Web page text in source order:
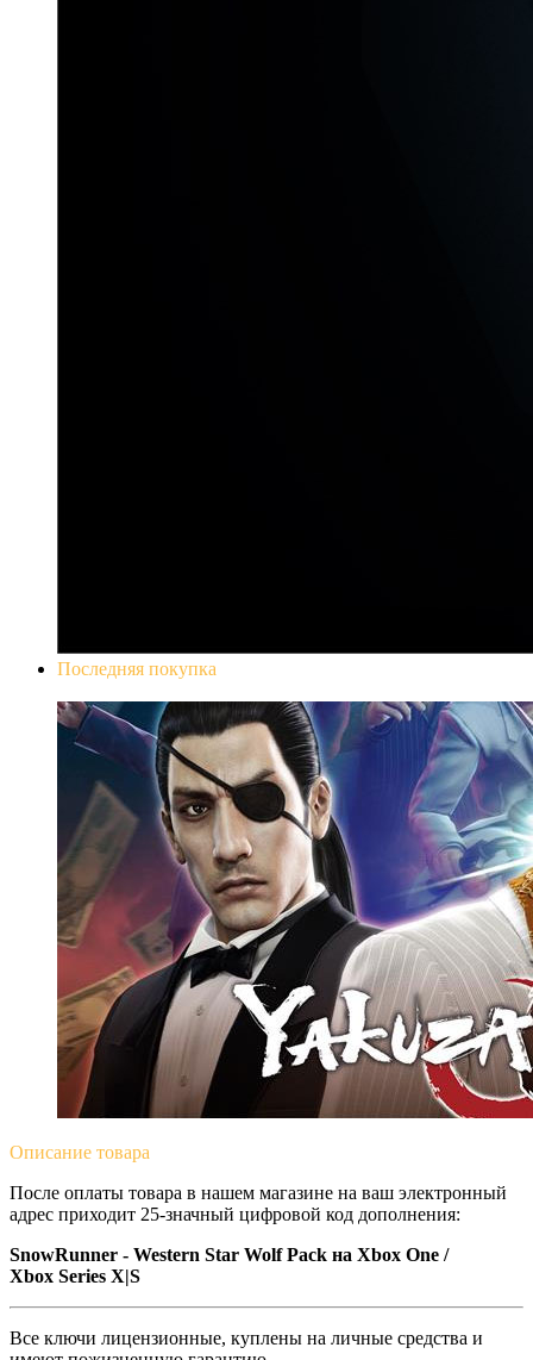
Последняя покупка
Описание товара
После оплаты товара в нашем магазине на ваш электронный
адрес приходит 25-значный цифровой код дополнения:
SnowRunner - Western Star Wolf Pack на Xbox One /
Xbox Series X|S
Все ключи лицензионные, куплены на личные средства и